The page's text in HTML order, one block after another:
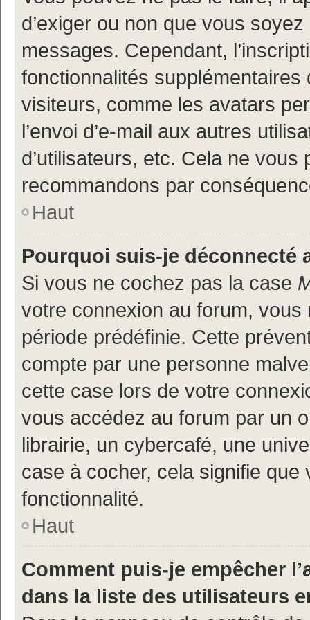
d’exiger ou non que vous
messages. Cependant,
fonctionnalités
visiteurs, comme les avatars
l’envoi d’e-mail aux autres
d’utilisateurs, etc. Cela ne
recommandons par
Haut
Pourquoi suis-je déconnecté
Si vous ne cochez pas la case
votre connexion au forum,
période prédéfinie. Cette
compte par une personne
cette case lors de votre
vous accédez au forum par un
librairie, un cybercafé, une
case à cocher, cela signifie
fonctionnalité.
Haut
Comment puis-je empêcher
dans la liste des utilisateurs